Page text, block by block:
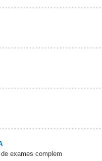
exames complem